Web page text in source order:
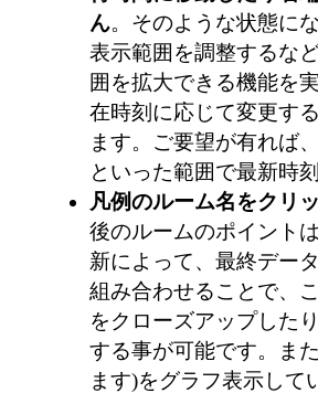
ん。そのような状態に
表示範囲を調整するな
囲を拡大できる機能を
在時刻に応じて変更す
ます。ご要望が有れば
といった範囲で最新時
凡例のルーム名をクリ
後のルームのポイント
新によって、最終デー
組み合わせることで、
をクローズアップした
する事が可能です。ま
ます)をグラフ表示して